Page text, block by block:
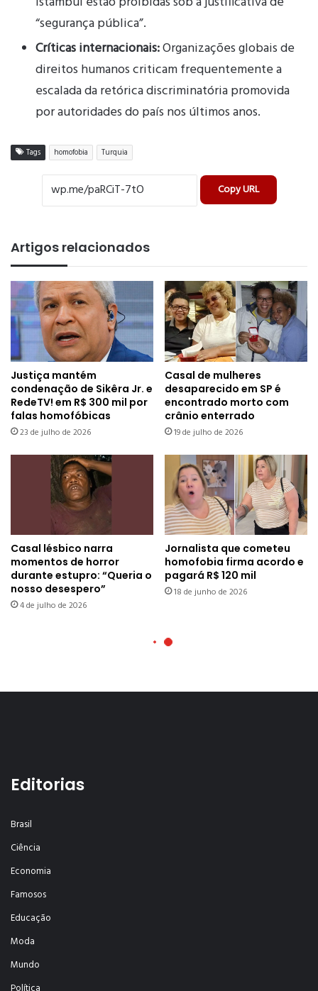
Editorias
Brasil
Ciência
Economia
Famosos
Educação
Moda
Mundo